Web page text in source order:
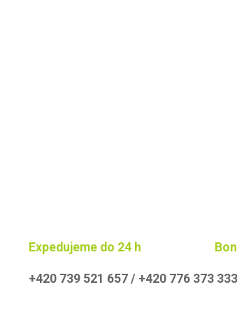
Expedujeme do 24 h
+420 739 521 657 / +420 776 373 333